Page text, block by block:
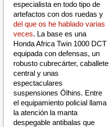
especialista en todo tipo de
artefactos con dos ruedas y
del que os he hablado varias
veces. La base es una
Honda Africa Twin 1000 DCT
equipada con defensas, un
robusto cubrecárter, caballete
central y unas
espectaculares
suspensiones Ölhins. Entre
el equipamiento policial llama
la atención la manta
despegable antibalas que